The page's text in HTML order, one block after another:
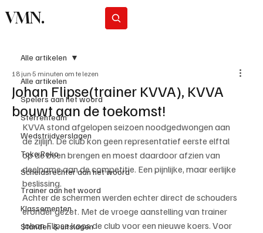
VMN.
Alle artikelen
Spelers aan het woord
Sterrenteam
Wedstrijdverslagen
Toko Roko
Scheidsrechter aan het woord
Trainer aan het woord
Klassementen
Standen & uitslagen
Alle artikelen
Johan Flipse(trainer KVVA), KVVA
bouwt aan de toekomst!
18 jun 5 minuten om te lezen
KVVA stond afgelopen seizoen noodgedwongen aan
de zijlijn. De club kon geen representatief eerste elftal
op de been brengen en moest daardoor afzien van
deelname aan de competitie. Een pijnlijke, maar eerlijke
beslissing.
Achter de schermen werden echter direct de schouders
eronder gezet. Met de vroege aanstelling van trainer
Johan Flipse koos de club voor een nieuwe koers. Voor